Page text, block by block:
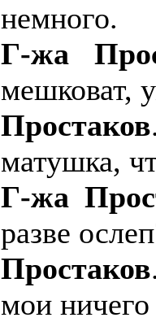
немного.
Г-жа
мешковат,
Простаков
матушка,
Г-жа
разве
Простаков
мои ничего